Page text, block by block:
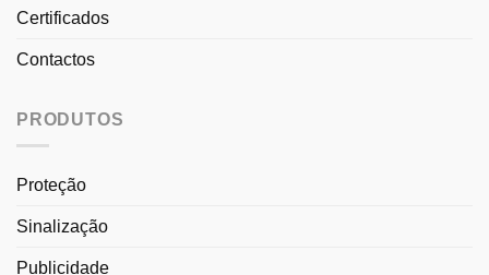
Certificados
Contactos
PRODUTOS
Proteção
Sinalização
Publicidade